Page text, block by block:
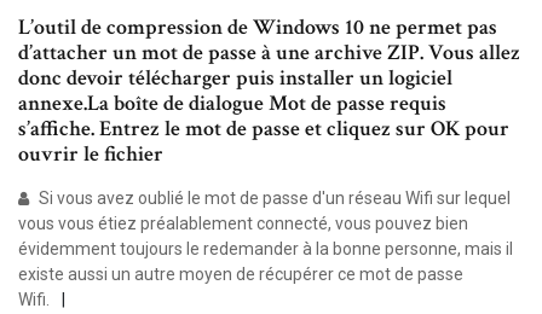
L’outil de compression de Windows 10 ne permet pas
d’attacher un mot de passe à une archive ZIP. Vous allez
donc devoir télécharger puis installer un logiciel
annexe.La boîte de dialogue Mot de passe requis
s’affiche. Entrez le mot de passe et cliquez sur OK pour
ouvrir le fichier
Si vous avez oublié le mot de passe d'un réseau Wifi sur lequel
vous vous étiez préalablement connecté, vous pouvez bien
évidemment toujours le redemander à la bonne personne, mais il
existe aussi un autre moyen de récupérer ce mot de passe
Wifi.